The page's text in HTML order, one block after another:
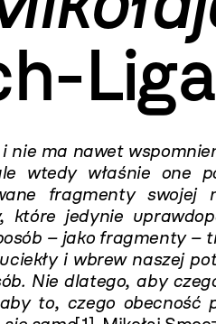
Liga
ma nawet
właśnie one
fragmenty swojej
jedynie
– jako fragmenty –
i wbrew naszej
Nie dlatego, aby
to, czego obecność